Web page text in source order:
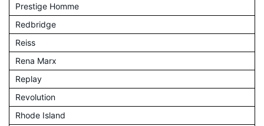
Prestige Homme
Redbridge
Reiss
Rena Marx
Replay
Revolution
Rhode Island